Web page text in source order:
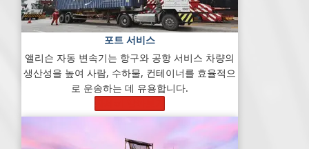
포트 서비스
앨리슨 자동 변속기는 항구와 공항 서비스 차량의
생산성을 높여 사람, 수하물, 컨테이너를 효율적으
로 운송하는 데 유용합니다.